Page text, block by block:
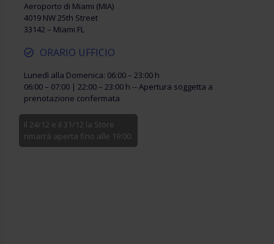
Aeroporto di Miami (MIA)
4019 NW 25th Street
33142 – Miami FL
ORARIO UFFICIO
Lunedì alla Domenica: 06:00 – 23:00 h
06:00 – 07:00 | 22:00 – 23:00 h -- Apertura soggetta a
prenotazione confermata
Il 24/12 e il 31/12 la Store
rimarrà aperta fino alle 19:00.